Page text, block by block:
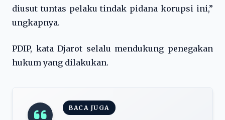
diusut tuntas pelaku tindak pidana korupsi ini,”
ungkapnya.
PDIP, kata Djarot selalu mendukung penegakan
hukum yang dilakukan.
BACA JUGA